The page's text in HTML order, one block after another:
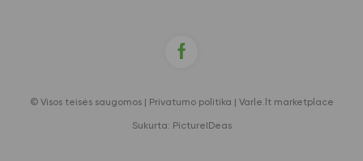
© Visos teisės saugomos | Privatumo politika Varle.lt marketplace
Sukurta: PictureIDeas